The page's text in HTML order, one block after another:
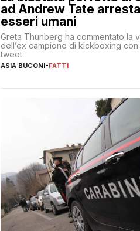
ad Andrew Tate
esseri umani
Greta Thunberg ha commentato la
dell’ex campione di kickboxing
tweet
ASIA BUCONI-FATTI